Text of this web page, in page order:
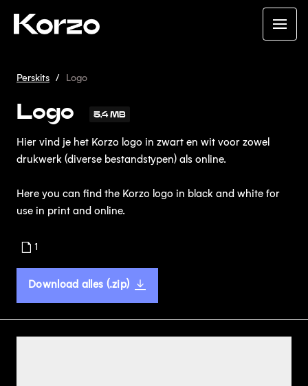
Perskits Logo
Logo 5,4 MB
Hier vind je het Korzo logo in zwart en wit voor zowel
drukwerk (diverse bestandstypen) als online.
Here you can find the Korzo logo in black and white for
use in print and online.
1
Download alles (.zip)